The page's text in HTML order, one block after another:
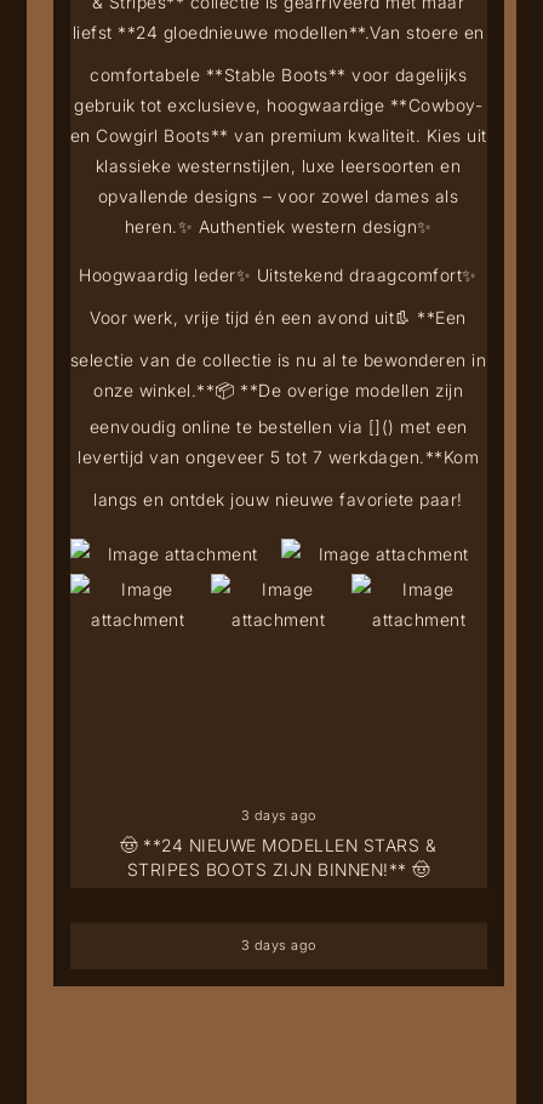
🤠 **24 NIEUWE MODELLEN STARS &
STRIPES BOOTS ZIJN BINNEN!** 🤠
liefst **24 gloednieuwe modellen**.Van stoere en
comfortabele **Stable Boots** voor dagelijks
gebruik tot exclusieve, hoogwaardige **Cowboy-
en Cowgirl Boots** van premium kwaliteit. Kies uit
klassieke westernstijlen, luxe leersoorten en
opvallende designs – voor zowel dames als
heren.✨ Authentiek western design✨
Hoogwaardig leder✨ Uitstekend draagcomfort✨
Voor werk, vrije tijd én een avond uit👢 **Een
selectie van de collectie is nu al te bewonderen in
onze winkel.**📦 **De overige modellen zijn
eenvoudig online te bestellen via []() met een
levertijd van ongeveer 5 tot 7 werkdagen.**Kom
langs en ontdek jouw nieuwe favoriete paar!
3 days ago
3 days ago